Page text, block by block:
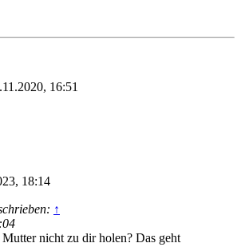
16:51
18:14
↑
nicht zu dir holen? Das geht